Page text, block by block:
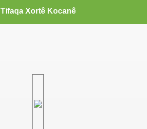
Tifaqa Xortê Kocanê